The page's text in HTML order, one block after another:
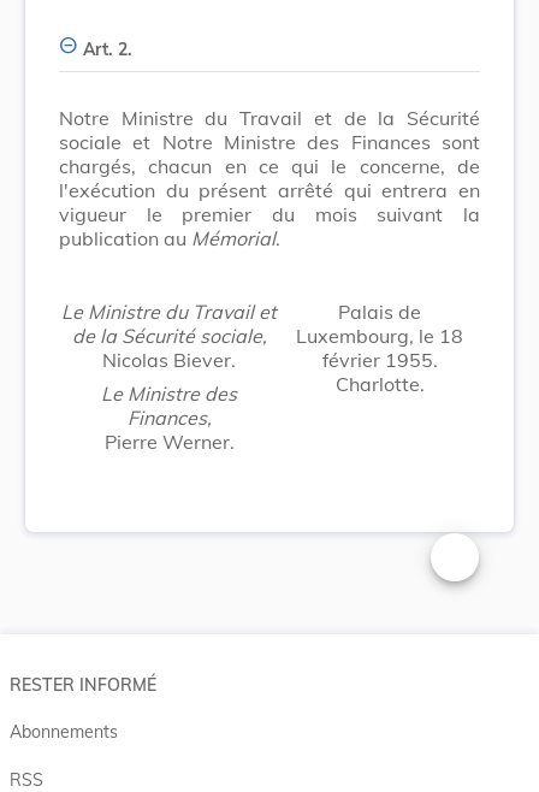
Art. 2.
Notre Ministre du Travail et de la Sécurité
sociale et Notre Ministre des Finances sont
chargés, chacun en ce qui le concerne, de
l'exécution du présent arrêté qui entrera en
vigueur le premier du mois suivant la
publication au Mémorial.
Le Ministre du Travail et
de la Sécurité sociale,
Nicolas Biever.
Le Ministre des
Finances,
Pierre Werner.
Palais de
Luxembourg, le 18
février 1955.
Charlotte.
Changer la
RESTER INFORMÉ
Abonnements
RSS